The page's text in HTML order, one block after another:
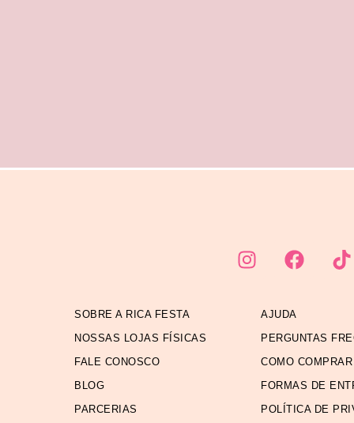
SOBRE A RICA FESTA
NOSSAS LOJAS FÍSICAS
FALE CONOSCO
BLOG
PARCERIAS
AJUDA
PERGUNTAS
COMO COMPRAR
FORMAS DE
POLÍTICA DE